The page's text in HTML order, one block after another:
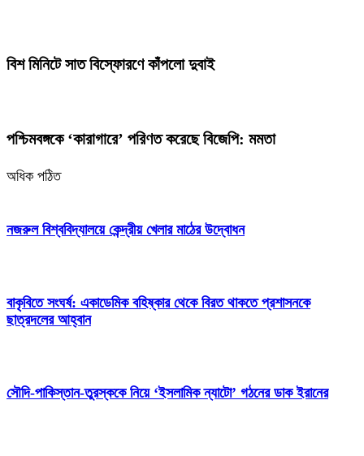
বিশ মিনিটে সাত বিস্ফোরণে কাঁপলো দুবাই
পশ্চিমবঙ্গকে ‘কারাগারে’ পরিণত করেছে বিজেপি: মমতা
অধিক পঠিত
নজরুল বিশ্ববিদ্যালয়ে কেন্দ্রীয় খেলার মাঠের উদ্বোধন
বাকৃবিতে সংঘর্ষ: একাডেমিক বহিষ্কার থেকে বিরত থাকতে প্রশাসনকে
ছাত্রদলের আহ্বান
সৌদি-পাকিস্তান-তুরস্ককে নিয়ে ‘ইসলামিক ন্যাটো’ গঠনের ডাক ইরানের